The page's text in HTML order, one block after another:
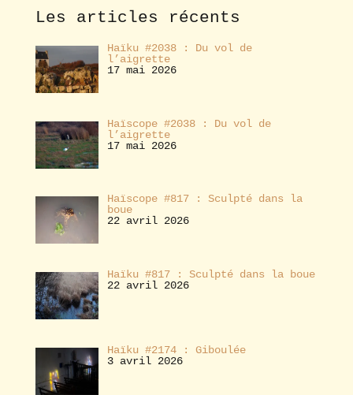
eLes articles récents
Haïku #2038 : Du vol de
l’aigrette
17 mai 2026
Haïscope #2038 : Du vol de
l’aigrette
17 mai 2026
Haïscope #817 : Sculpté dans la
boue
22 avril 2026
Haïku #817 : Sculpté dans la boue
22 avril 2026
Haïku #2174 : Giboulée
3 avril 2026